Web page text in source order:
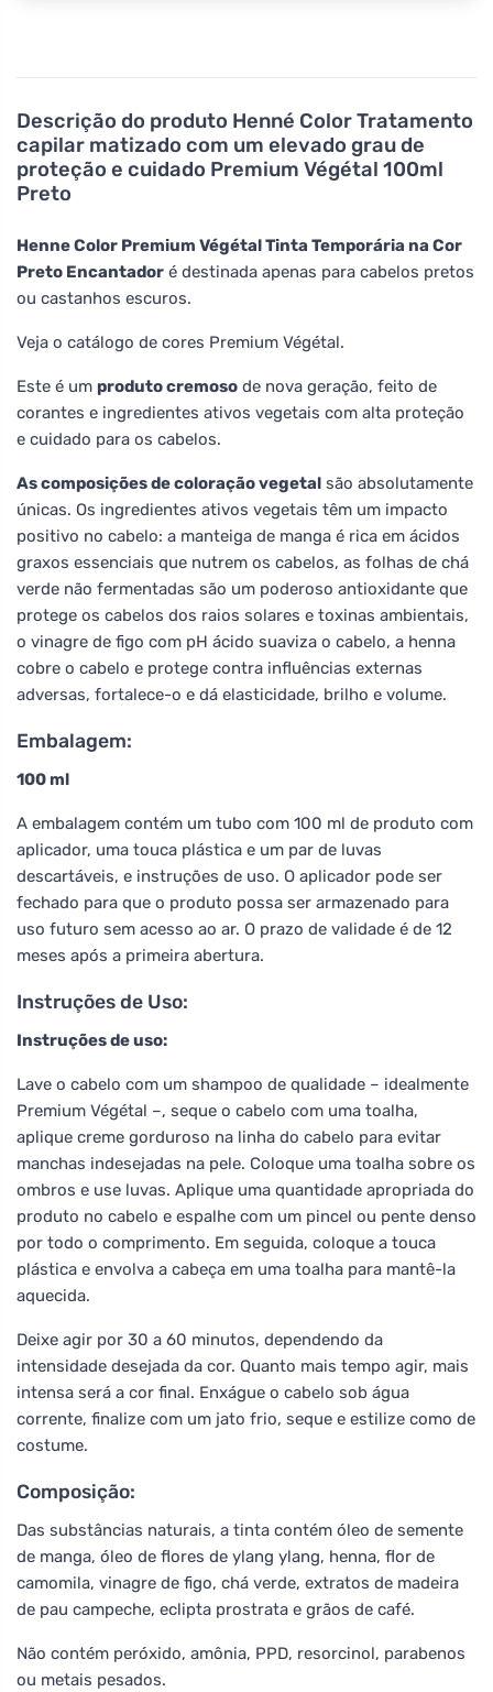
Descrição do produto Henné Color Tratamento
capilar matizado com um elevado grau de
proteção e cuidado Premium Végétal 100ml
Preto
Henne Color Premium Végétal Tinta Temporária na Cor
Preto Encantador é destinada apenas para cabelos pretos
ou castanhos escuros.
Veja o catálogo de cores Premium Végétal.
Este é um produto cremoso de nova geração, feito de
corantes e ingredientes ativos vegetais com alta proteção
e cuidado para os cabelos.
As composições de coloração vegetal são absolutamente
únicas. Os ingredientes ativos vegetais têm um impacto
positivo no cabelo: a manteiga de manga é rica em ácidos
graxos essenciais que nutrem os cabelos, as folhas de chá
verde não fermentadas são um poderoso antioxidante que
protege os cabelos dos raios solares e toxinas ambientais,
o vinagre de figo com pH ácido suaviza o cabelo, a henna
cobre o cabelo e protege contra influências externas
adversas, fortalece-o e dá elasticidade, brilho e volume.
Embalagem:
100 ml
A embalagem contém um tubo com 100 ml de produto com
aplicador, uma touca plástica e um par de luvas
descartáveis, e instruções de uso. O aplicador pode ser
fechado para que o produto possa ser armazenado para
uso futuro sem acesso ao ar. O prazo de validade é de 12
meses após a primeira abertura.
Instruções de Uso:
Instruções de uso:
Lave o cabelo com um shampoo de qualidade – idealmente
Premium Végétal –, seque o cabelo com uma toalha,
aplique creme gorduroso na linha do cabelo para evitar
manchas indesejadas na pele. Coloque uma toalha sobre os
ombros e use luvas. Aplique uma quantidade apropriada do
produto no cabelo e espalhe com um pincel ou pente denso
por todo o comprimento. Em seguida, coloque a touca
plástica e envolva a cabeça em uma toalha para mantê-la
aquecida.
Deixe agir por 30 a 60 minutos, dependendo da
intensidade desejada da cor. Quanto mais tempo agir, mais
intensa será a cor final. Enxágue o cabelo sob água
corrente, finalize com um jato frio, seque e estilize como de
costume.
Composição:
Das substâncias naturais, a tinta contém óleo de semente
de manga, óleo de flores de ylang ylang, henna, flor de
camomila, vinagre de figo, chá verde, extratos de madeira
de pau campeche, eclipta prostrata e grãos de café.
Não contém peróxido, amônia, PPD, resorcinol, parabenos
ou metais pesados.